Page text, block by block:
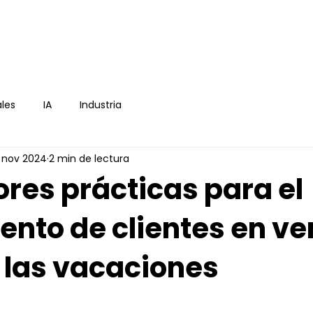
IA Industria
prácticas para el
de clientes en
vacaciones
nov 2024 2 min de lectura